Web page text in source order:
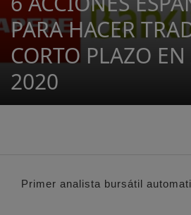
PARA HACER
CORTO PLAZO
2020
Primer analista bursátil